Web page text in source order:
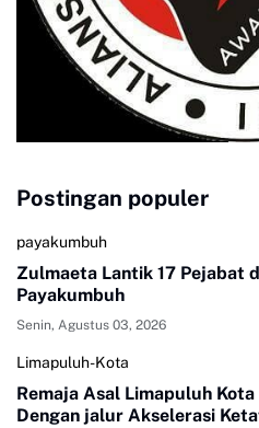
Postingan populer
payakumbuh
Zulmaeta Lantik 17 Pejabat
Payakumbuh
Senin, Agustus 03, 2026
Limapuluh-Kota
Remaja Asal Limapuluh
Dengan jalur Akselerasi